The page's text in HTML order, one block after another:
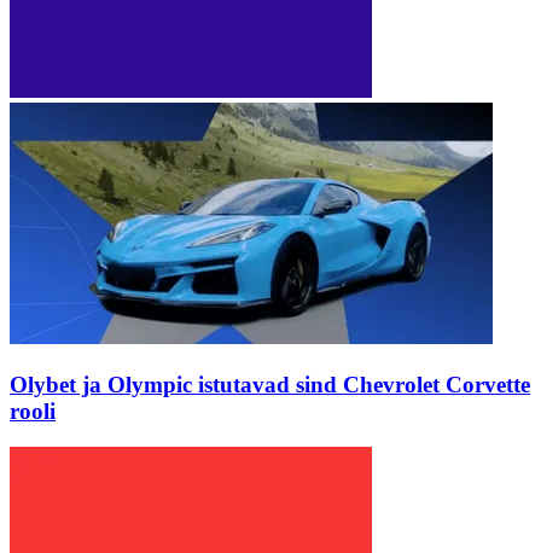
Olybet ja Olympic istutavad sind Chevrolet Corvette
rooli